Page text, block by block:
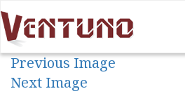
Previous Image
Next Image